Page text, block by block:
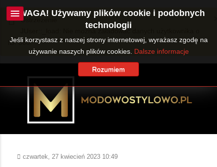
Ostrzeżenie
JUser::_load: Nie można załadować danych użytkownika o
ID: 360.
czwartek, 27 kwiecień 2023 10:49
UWAGA! Używamy plików cookie i podobnych
technologii
Jeśli korzystasz z naszej strony internetowej, wyrażasz zgodę na
używanie naszych plików cookies. Dalsze informacje
Rozumiem